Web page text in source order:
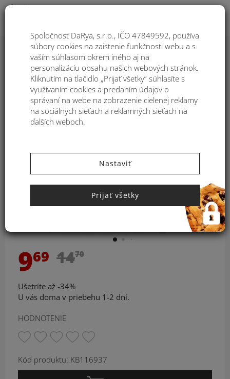
Bavlnená šatka Kbas KB116937
969 1470
Ušetríte až -34%
U vás doma v priebehu 1-2 dní.
HODNOTENIE
Kód produktu: KB116937
Spoločnosť DaRya, s.r.o., IČO 47849592, používa
súbory cookies na zaistenie funkčnosti webu a s
vaším súhlasom okrem iného aj na
personalizáciu obsahu našich webových stránok.
Kliknutím na tlačidlo „Prijať všetky“ súhlasíte s
využívaním cookies a predaním údajov o
správaní na webe na zobrazenie cielenej reklamy
na sociálnych sieťach a reklamných sieťach na
ďalších weboch.
Nastaviť
Prijať všetky